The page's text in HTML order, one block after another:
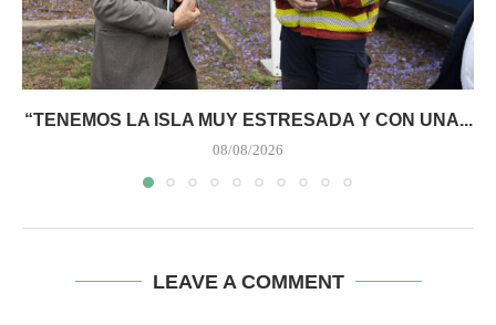
“TENEMOS LA ISLA MUY ESTRESADA Y CON UNA...
08/08/2026
LEAVE A COMMENT